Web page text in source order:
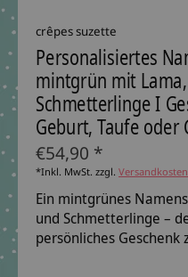
crêpes suzette
Personalisiertes
mintgrün mit
Schmetterlinge I
Geburt, Taufe oder
€54,90 *
*Inkl. MwSt. zzgl. Versandkosten
Ein mintgrünes
und Schmetterlinge –
persönliches Geschenk